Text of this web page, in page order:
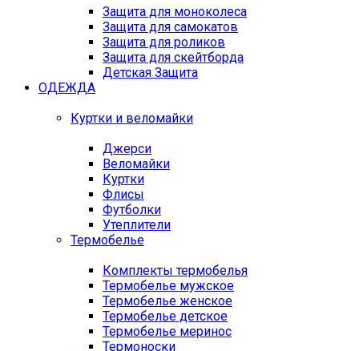
Защита для моноколеса
Защита для самокатов
Защита для роликов
Защита для скейтборда
Детская Защита
ОДЕЖДА
Куртки и веломайки
Джерси
Веломайки
Куртки
Флисы
Футболки
Утеплители
Термобелье
Комплекты термобелья
Термобелье мужское
Термобелье женское
Термобелье детское
Термобелье меринос
Термоноски